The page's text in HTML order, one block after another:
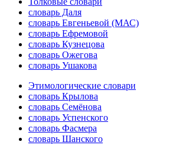
словарь Даля
словарь Евгеньевой (МАС)
словарь Ефремовой
словарь Кузнецова
словарь Ожегова
словарь Ушакова
Этимологические словари
словарь Крылова
словарь Семёнова
словарь Успенского
словарь Фасмера
словарь Шанского